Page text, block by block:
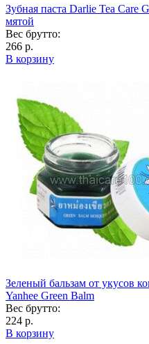
Зубная паста Darlie Tea Care
мятой
Вес брутто:
266 р.
В корзину
Зеленый бальзам от укусов
Yanhee Green Balm
Вес брутто:
224 р.
В корзину